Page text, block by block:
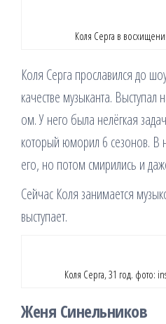
Коля Серга в
Коля Серга прославился до
качестве музыканта.
ом. У него была нелёгкая
который юморил 6 сезонов. В
его, но потом смирились и
Сейчас Коля занимается
выступает.
Коля Серга, 31 год. фото:
Женя Синельников